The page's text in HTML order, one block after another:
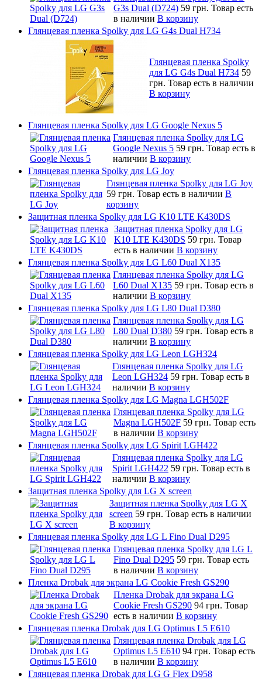
G3s Dual (D724) 59 грн. Товар есть
в наличии В корзину
Глянцевая пленка Spolky для LG G4s Dual H734
Глянцевая пленка Spolky
для LG G4s Dual H734 59
грн. Товар есть в наличии
В корзину
Глянцевая пленка Spolky для LG Google Nexus 5
Глянцевая пленка Spolky для LG
Google Nexus 5 59 грн. Товар есть в
наличии В корзину
Глянцевая пленка Spolky для LG Joy
Глянцевая пленка Spolky для LG Joy
59 грн. Товар есть в наличии В
корзину
Защитная пленка Spolky для LG K10 LTE K430DS
Защитная пленка Spolky для LG
K10 LTE K430DS 59 грн. Товар
есть в наличии В корзину
Глянцевая пленка Spolky для LG L60 Dual X135
Глянцевая пленка Spolky для LG
L60 Dual X135 59 грн. Товар есть в
наличии В корзину
Глянцевая пленка Spolky для LG L80 Dual D380
Глянцевая пленка Spolky для LG
L80 Dual D380 59 грн. Товар есть в
наличии В корзину
Глянцевая пленка Spolky для LG Leon LGH324
Глянцевая пленка Spolky для LG
Leon LGH324 59 грн. Товар есть в
наличии В корзину
Глянцевая пленка Spolky для LG Magna LGH502F
Глянцевая пленка Spolky для LG
Magna LGH502F 59 грн. Товар есть
в наличии В корзину
Глянцевая пленка Spolky для LG Spirit LGH422
Глянцевая пленка Spolky для LG
Spirit LGH422 59 грн. Товар есть в
наличии В корзину
Защитная пленка Spolky для LG X screen
Защитная пленка Spolky для LG X
screen 59 грн. Товар есть в наличии
В корзину
Глянцевая пленка Spolky для LG L Fino Dual D295
Глянцевая пленка Spolky для LG L
Fino Dual D295 59 грн. Товар есть
в наличии В корзину
Пленка Drobak для экрана LG Cookie Fresh GS290
Пленка Drobak для экрана LG
Cookie Fresh GS290 94 грн. Товар
есть в наличии В корзину
Глянцевая пленка Drobak для LG Optimus L5 E610
Глянцевая пленка Drobak для LG
Optimus L5 E610 94 грн. Товар есть
в наличии В корзину
Глянцевая пленка Drobak для LG G Flex D958